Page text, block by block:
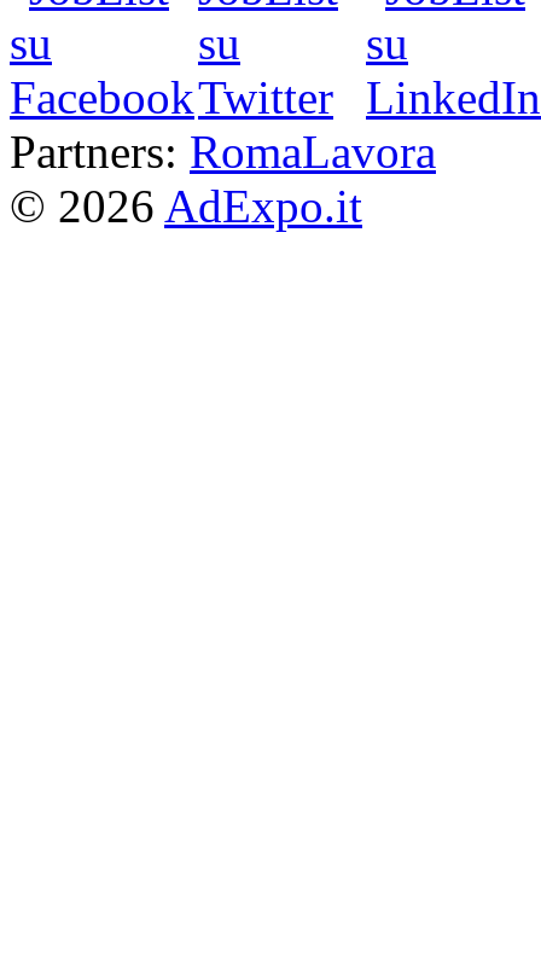
Partners: RomaLavora
© 2026 AdExpo.it